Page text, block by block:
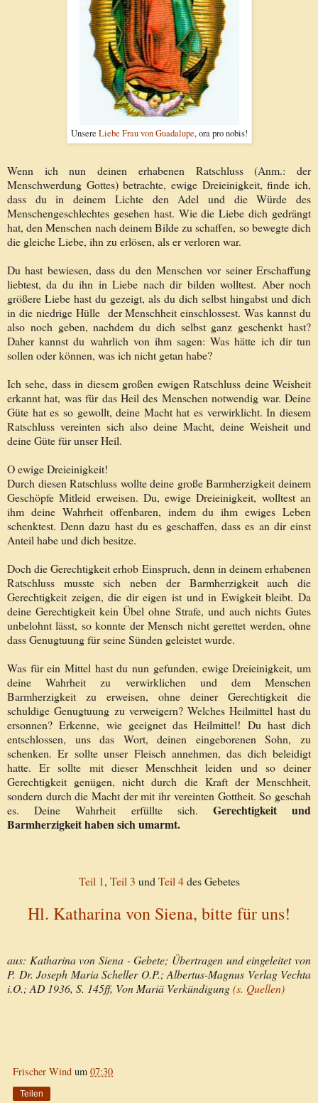
Unsere Liebe Frau von Guadalupe, ora pro nobis!
Wenn ich nun deinen erhabenen Ratschluss (Anm.: der
Menschwerdung Gottes) betrachte, ewige Dreieinigkeit, finde ich,
dass du in deinem Lichte den Adel und die Würde des
Menschengeschlechtes gesehen hast. Wie die Liebe dich gedrängt
hat, den Menschen nach deinem Bilde zu schaffen, so bewegte dich
die gleiche Liebe, ihn zu erlösen, als er verloren war.
Du hast bewiesen, dass du den Menschen vor seiner Erschaffung
liebtest, da du ihn in Liebe nach dir bilden wolltest. Aber noch
größere Liebe hast du gezeigt, als du dich selbst hingabst und dich
in die niedrige Hülle der Menschheit einschlossest. Was kannst du
also noch geben, nachdem du dich selbst ganz geschenkt hast?
Daher kannst du wahrlich von ihm sagen: Was hätte ich dir tun
sollen oder können, was ich nicht getan habe?
Ich sehe, dass in diesem großen ewigen Ratschluss deine Weisheit
erkannt hat, was für das Heil des Menschen notwendig war. Deine
Güte hat es so gewollt, deine Macht hat es verwirklicht. In diesem
Ratschluss vereinten sich also deine Macht, deine Weisheit und
deine Güte für unser Heil.
O ewige Dreieinigkeit!
Durch diesen Ratschluss wollte deine große Barmherzigkeit deinem
Geschöpfe Mitleid erweisen. Du, ewige Dreieinigkeit, wolltest an
ihm deine Wahrheit offenbaren, indem du ihm ewiges Leben
schenktest. Denn dazu hast du es geschaffen, dass es an dir einst
Anteil habe und dich besitze.
Doch die Gerechtigkeit erhob Einspruch, denn in deinem erhabenen
Ratschluss musste sich neben der Barmherzigkeit auch die
Gerechtigkeit zeigen, die dir eigen ist und in Ewigkeit bleibt. Da
deine Gerechtigkeit kein Übel ohne Strafe, und auch nichts Gutes
unbelohnt lässt, so konnte der Mensch nicht gerettet werden, ohne
dass Genugtuung für seine Sünden geleistet wurde.
Was für ein Mittel hast du nun gefunden, ewige Dreieinigkeit, um
deine Wahrheit zu verwirklichen und dem Menschen
Barmherzigkeit zu erweisen, ohne deiner Gerechtigkeit die
schuldige Genugtuung zu verweigern? Welches Heilmittel hast du
ersonnen? Erkenne, wie geeignet das Heilmittel! Du hast dich
entschlossen, uns das Wort, deinen eingeborenen Sohn, zu
schenken. Er sollte unser Fleisch annehmen, das dich beleidigt
hatte. Er sollte mit dieser Menschheit leiden und so deiner
Gerechtigkeit genügen, nicht durch die Kraft der Menschheit,
sondern durch die Macht der mit ihr vereinten Gottheit. So geschah
es. Deine Wahrheit erfüllte sich. Gerechtigkeit und
Barmherzigkeit haben sich umarmt.
Teil 1, Teil 3 und Teil 4des Gebetes
Hl. Katharina von Siena, bitte für uns!
aus: Katharina von Siena - Gebete; Übertragen und eingeleitet von
P. Dr. Joseph Maria Scheller O.P.; Albertus-Magnus Verlag Vechta
i.O.; AD 1936, S. 145ff, Von Mariä Verkündigung(s. Quellen)
Frischer Wind um 07:30
Teilen